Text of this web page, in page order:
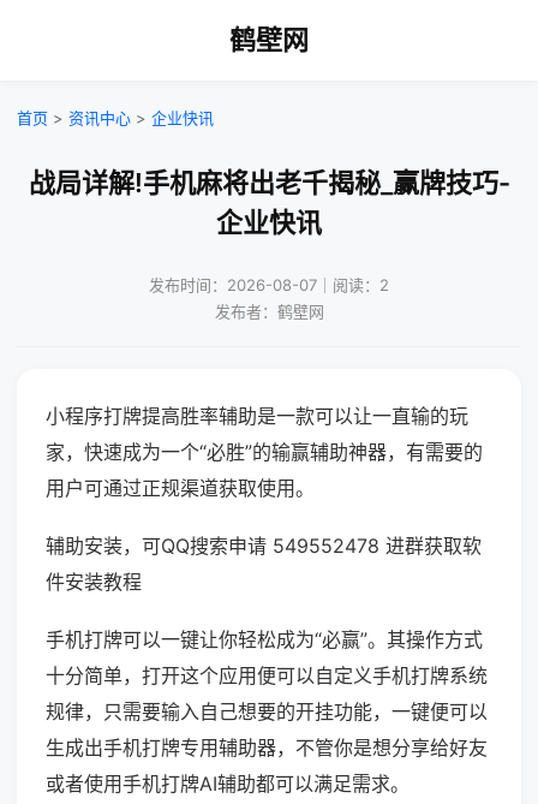
鹤壁网
首页 > 资讯中心 > 企业快讯
战局详解!手机麻将出老千揭秘_赢牌技巧-
企业快讯
发布时间：2026-08-07｜阅读：2
发布者：鹤壁网
小程序打牌提高胜率辅助是一款可以让一直输的玩
家，快速成为一个“必胜”的输赢辅助神器，有需要的
用户可通过正规渠道获取使用。
辅助安装，可QQ搜索申请 549552478 进群获取软
件安装教程
手机打牌可以一键让你轻松成为“必赢”。其操作方式
十分简单，打开这个应用便可以自定义手机打牌系统
规律，只需要输入自己想要的开挂功能，一键便可以
生成出手机打牌专用辅助器，不管你是想分享给好友
或者使用手机打牌AI辅助都可以满足需求。